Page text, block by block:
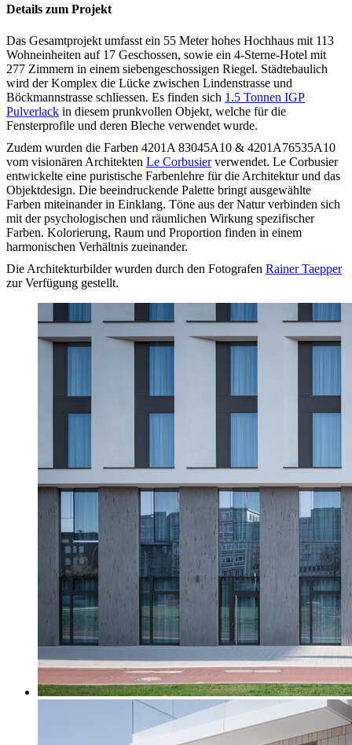
Details zum Projekt
Das Gesamtprojekt umfasst ein 55 Meter hohes Hochhaus mit 113
Wohneinheiten auf 17 Geschossen, sowie ein 4-Sterne-Hotel mit
277 Zimmern in einem siebengeschossigen Riegel. Städtebaulich
wird der Komplex die Lücke zwischen Lindenstrasse und
Böckmannstrasse schliessen. Es finden sich 1.5 Tonnen IGP
Pulverlack in diesem prunkvollen Objekt, welche für die
Fensterprofile und deren Bleche verwendet wurde.
Zudem wurden die Farben 4201A 83045A10 & 4201A76535A10
vom visionären Architekten Le Corbusierverwendet. Le Corbusier
entwickelte eine puristische Farbenlehre für die Architektur und das
Objektdesign. Die beeindruckende Palette bringt ausgewählte
Farben miteinander in Einklang. Töne aus der Natur verbinden sich
mit der psychologischen und räumlichen Wirkung spezifischer
Farben. Kolorierung, Raum und Proportion finden in einem
harmonischen Verhältnis zueinander.
Die Architekturbilder wurden durch den Fotografen Rainer Taepper
zur Verfügung gestellt.